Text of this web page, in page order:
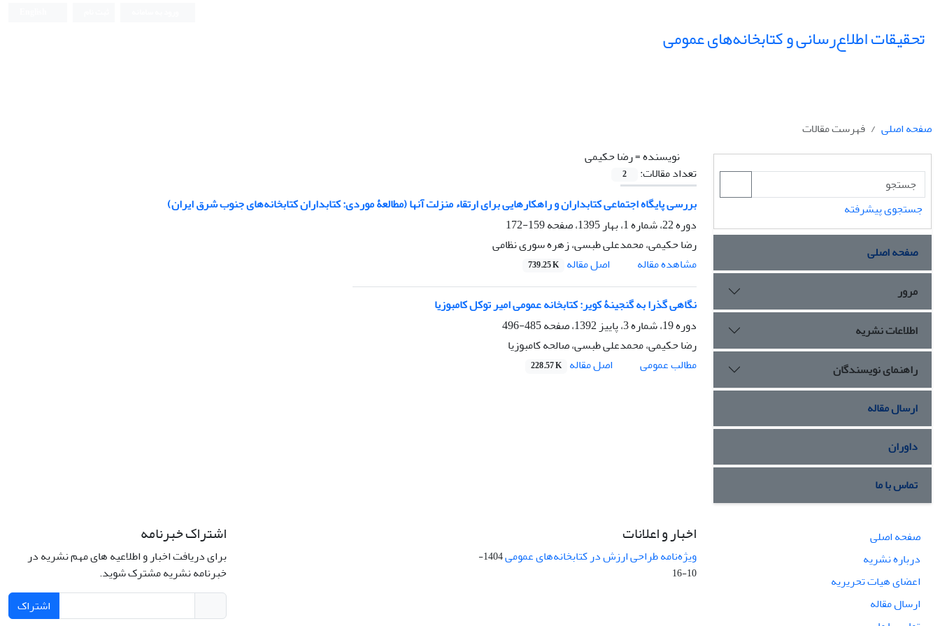
تحقیقات اطلاع‌رسانی و کتابخانه‌های عمومی
صفحه اصلی
فهرست مقالات
نویسنده =رضا حکیمی
تعداد مقالات:
2
بررسی پایگاه اجتماعی کتابداران و راهکارهایی برای ارتقاء منزلت آنها (مطالعۀ موردی: کتابداران کتابخانه‌های جنوب شرق ایران)
دوره 22، شماره 1، بهار 1395، صفحه
159-172
رضا حکیمی، محمدعلی طبسی، زهره سوری نظامی
مشاهده مقاله
اصل مقاله 739.25 K
نگاهی گذرا به گنجینۀ کویر: کتابخانه عمومی امیر توکل کامبوزیا
دوره 19، شماره 3، پاییز 1392، صفحه
485-496
رضا حکیمی، محمدعلی طبسی، صالحه کامبوزیا
مطالب عمومی
اصل مقاله 228.57 K
جستجوی پیشرفته
صفحه اصلی
مرور
اطلاعات نشریه
راهنمای نویسندگان
ارسال مقاله
داوران
تماس با ما
صفحه اصلی
درباره نشریه
اعضای هیات تحریریه
ارسال مقاله
اخبار و اعلانات
ویژه‌نامه طراحی ارزش در کتابخانه‌های عمومی
1404-
10-16
اشتراک خبرنامه
برای دریافت اخبار و اطلاعیه های مهم نشریه در
خبرنامه نشریه مشترک شوید.
اشتراک